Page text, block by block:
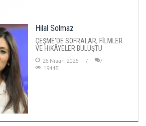
Hilal Solmaz
ÇEŞME'DE SOFRALAR, FİLMLER
VE HİKÂYELER BULUŞTU
26 Nisan 2026
19445